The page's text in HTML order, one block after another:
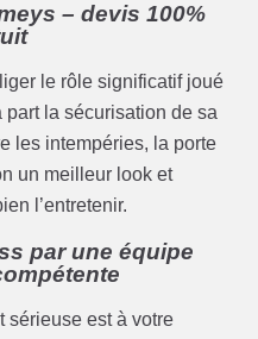
– devis 100%
le rôle significatif joué
part la sécurisation de sa
les intempéries, la porte
un meilleur look et
l’entretenir.
par une équipe
sérieuse est à votre